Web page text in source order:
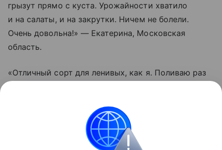
грызут прямо с куста. Урожайности хватило
и на салаты, и на закрутки. Ничем не болели.
Очень довольна!» — Екатерина, Московская
область.
«Отличный сорт для ленивых, как я. Поливаю раз
после дождей. Вкус действительно насыщенный.
Буду сажать еще», — Олег, Краснодарский край.